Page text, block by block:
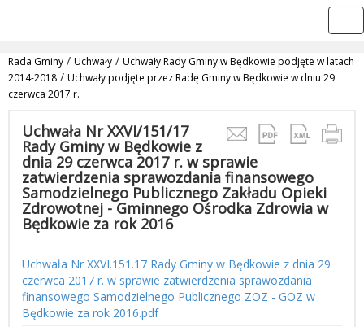
Rada Gminy / Uchwały / Uchwały Rady Gminy w Będkowie podjęte w latach
2014-2018 / Uchwały podjęte przez Radę Gminy w Będkowie w dniu 29
czerwca 2017 r.
Uchwała Nr XXVI/151/17
Rady Gminy w Będkowie z
dnia 29 czerwca 2017 r. w sprawie
zatwierdzenia sprawozdania finansowego
Samodzielnego Publicznego Zakładu Opieki
Zdrowotnej - Gminnego Ośrodka Zdrowia w
Będkowie za rok 2016
Uchwała Nr XXVI.151.17 Rady Gminy w Będkowie z dnia 29
czerwca 2017 r. w sprawie zatwierdzenia sprawozdania
finansowego Samodzielnego Publicznego ZOZ - GOZ w
Będkowie za rok 2016.pdf